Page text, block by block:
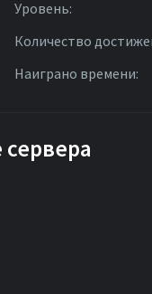
Уровень:
Количество
Наиграно времени: